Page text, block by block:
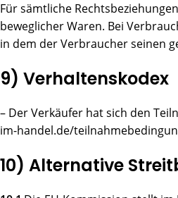
Für sämtliche
beweglicher Waren. Bei
in dem der Verbraucher seinen
9) Verhaltenskodex
– Der Verkäufer hat sich den
im-handel.de/
10) Alternative